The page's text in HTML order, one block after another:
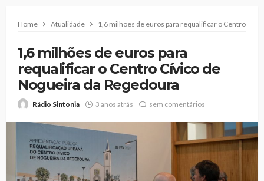
Home Atualidade 1,6 milhões de euros para requalificar o Centro
1,6 milhões de euros para
requalificar o Centro Cívico de
Nogueira da Regedoura
Rádio Sintonia 3 anos atrás sem comentários